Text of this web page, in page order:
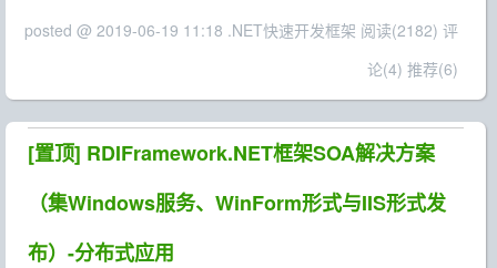
posted @ 2019-06-19 11:18 .NET快速开发框架 阅读(2182) 评
论(4) 推荐(6)
[置顶] RDIFramework.NET框架SOA解决方案
（集Windows服务、WinForm形式与IIS形式发
布）-分布式应用